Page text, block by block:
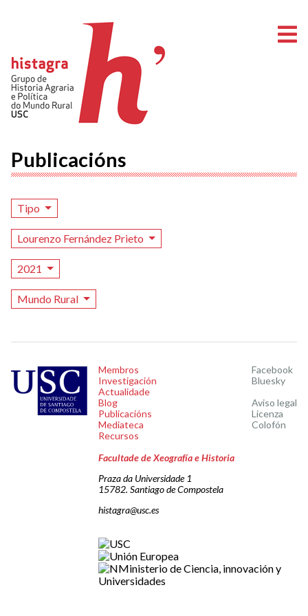
Publicacións
Tipo
Lourenzo Fernández Prieto
2021
Mundo Rural
Membros
Investigación
Actualidade
Blog
Publicacións
Mediateca
Recursos
Facebook
Bluesky
Aviso legal
Licenza
Colofón
Facultade de Xeografía e Historia
Praza da Universidade 1
15782. Santiago de Compostela
histagra@usc.es